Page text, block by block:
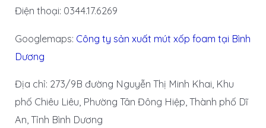
Điện thoại: 0344.17.6269
Googlemaps: Công ty sản xuất mút xốp foam tại Bình
Dương
Địa chỉ: 273/9B đường Nguyễn Thị Minh Khai, Khu
phố Chiêu Liêu, Phường Tân Đông Hiệp, Thành phố Dĩ
An, Tỉnh Bình Dương